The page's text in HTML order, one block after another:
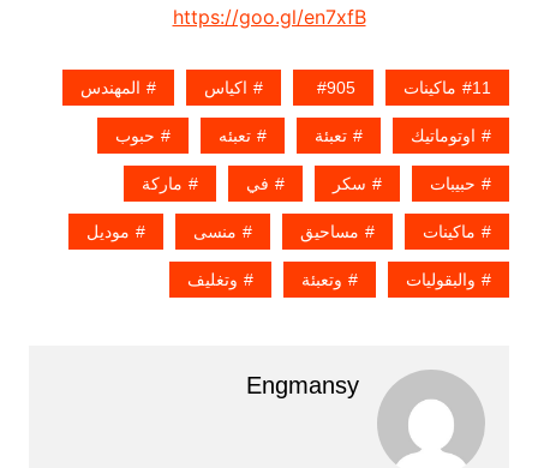
https://goo.gl/en7xfB
11ماكينات 905 اكياس المهندس
اوتوماتيك تعبئة تعبئه حبوب
حبيبات سكر في ماركة
ماكينات مساحيق منسى موديل
والبقوليات وتعبئة وتغليف
Engmansy